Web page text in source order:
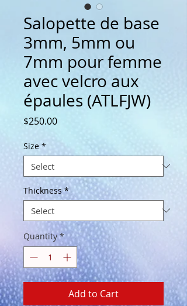
Salopette de base
3mm, 5mm ou
7mm pour femme
avec velcro aux
épaules (ATLFJW)
$250.00Price
Size *
Thickness *
Quantity *
Add to Cart